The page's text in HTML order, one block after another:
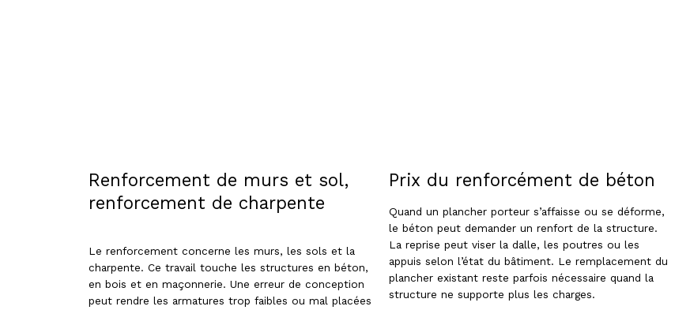
Renforcement de murs et sol,
renforcement de charpente
Le renforcement concerne les murs, les sols et la
charpente. Ce travail touche les structures en béton,
en bois et en maçonnerie. Une erreur de conception
peut rendre les armatures trop faibles ou mal placées
Prix du renforcément de béton
Quand un plancher porteur s’affaisse ou se déforme,
le béton peut demander un renfort de la structure.
La reprise peut viser la dalle, les poutres ou les
appuis selon l’état du bâtiment. Le remplacement du
plancher existant reste parfois nécessaire quand la
structure ne supporte plus les charges.